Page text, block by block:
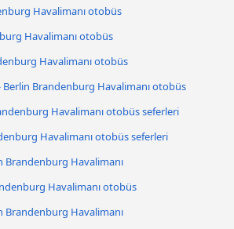
Havalimanı otobüs
Havalimanı otobüs
Havalimanı otobüs
Brandenburg Havalimanı otobüs
Havalimanı otobüs seferleri
Havalimanı otobüs seferleri
Havalimanı
Havalimanı otobüs
Brandenburg Havalimanı